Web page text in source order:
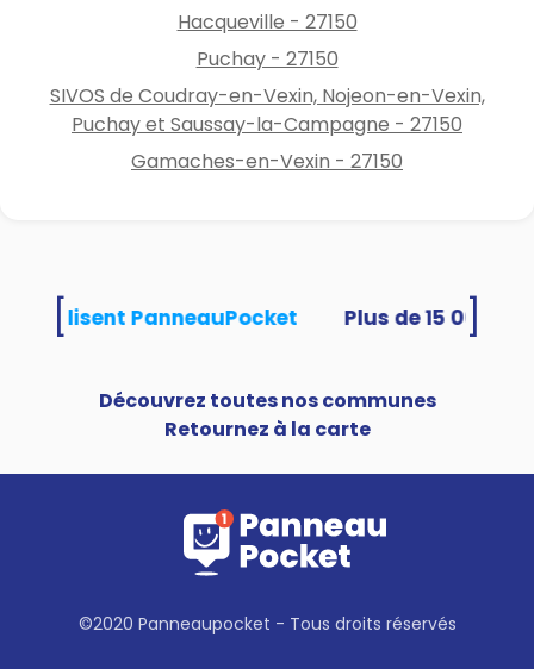
Hacqueville - 27150
Puchay - 27150
SIVOS de Coudray-en-Vexin, Nojeon-en-Vexin,
Puchay et Saussay-la-Campagne - 27150
Gamaches-en-Vexin - 27150
utilisent PanneauPocket
Découvrez toutes nos communes
Retournez à la carte
©2020 Panneaupocket - Tous droits réservés